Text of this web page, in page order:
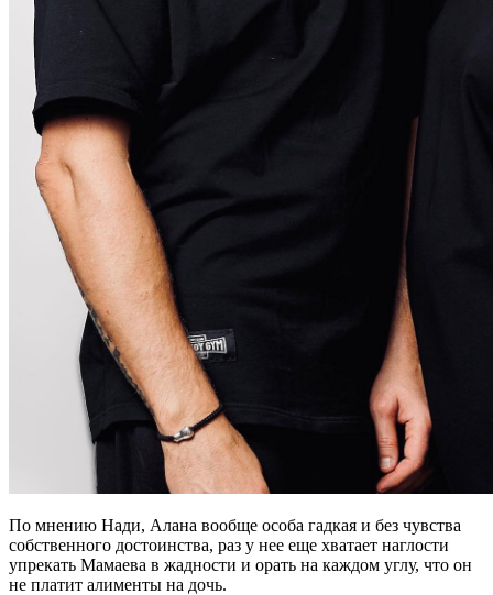
По мнению Нади, Алана вообще особа гадкая и без чувства
собственного достоинства, раз у нее еще хватает наглости
упрекать Мамаева в жадности и орать на каждом углу, что он
не платит алименты на дочь.